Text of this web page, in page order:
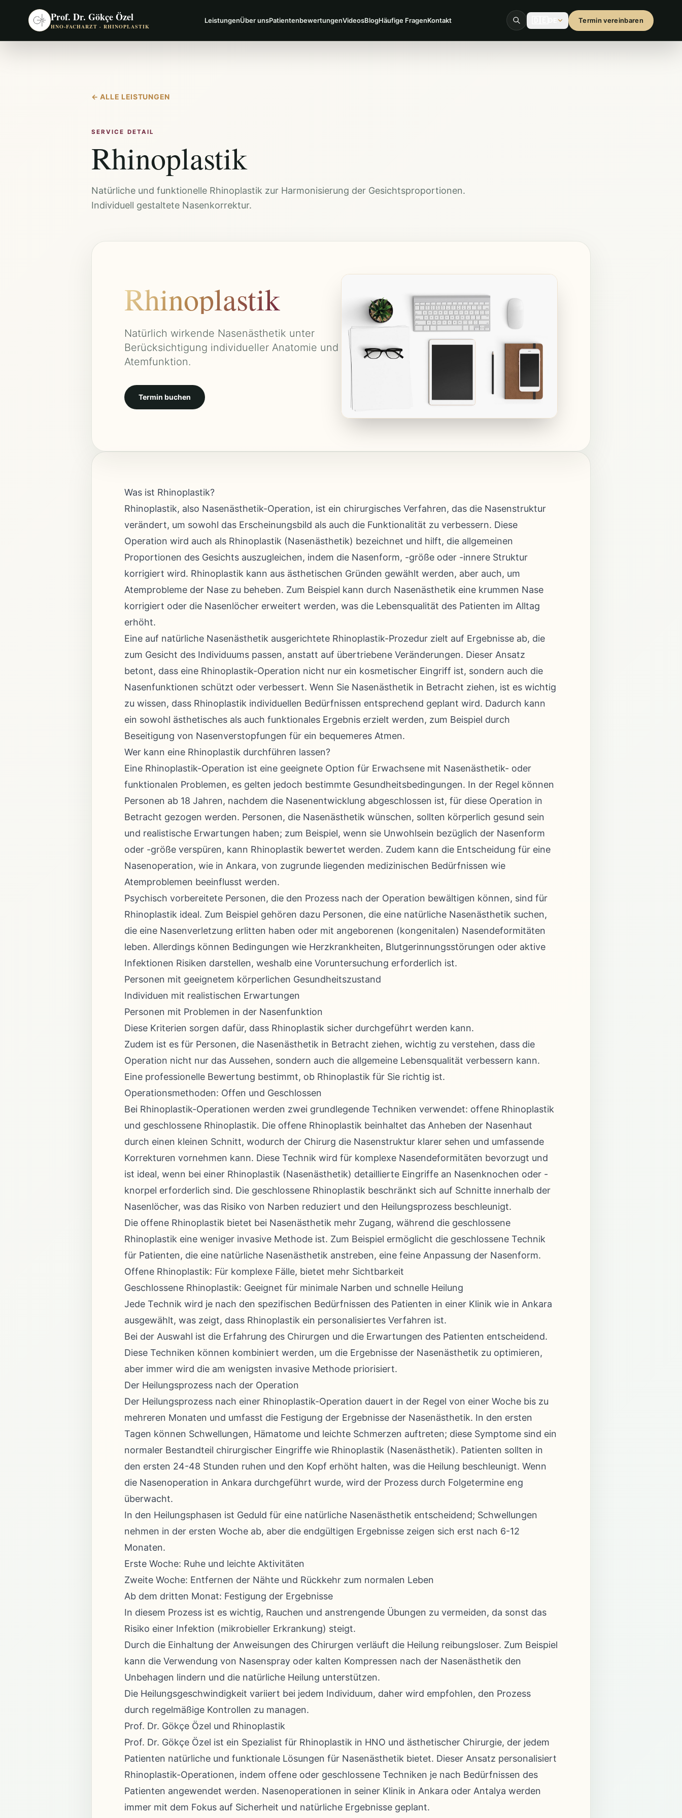
Prof. Dr. Gökçe Özel
HNO-FACHARZT · RHINOPLASTIK
LeistungenÜber unsPatientenbewertungenVideosBlogHäufige FragenKontakt Termin vereinbaren
←ALLE LEISTUNGEN
SERVICE DETAIL
Rhinoplastik
Natürliche und funktionelle Rhinoplastik zur Harmonisierung der Gesichtsproportionen.
Individuell gestaltete Nasenkorrektur.
Rhinoplastik
Natürlich wirkende Nasenästhetik unter
Berücksichtigung individueller Anatomie und
Atemfunktion.
Termin buchen
Was ist Rhinoplastik?
Rhinoplastik, also Nasenästhetik-Operation, ist ein chirurgisches Verfahren, das die Nasenstruktur
verändert, um sowohl das Erscheinungsbild als auch die Funktionalität zu verbessern. Diese
Operation wird auch als Rhinoplastik (Nasenästhetik) bezeichnet und hilft, die allgemeinen
Proportionen des Gesichts auszugleichen, indem die Nasenform, -größe oder -innere Struktur
korrigiert wird. Rhinoplastik kann aus ästhetischen Gründen gewählt werden, aber auch, um
Atemprobleme der Nase zu beheben. Zum Beispiel kann durch Nasenästhetik eine krummen Nase
korrigiert oder die Nasenlöcher erweitert werden, was die Lebensqualität des Patienten im Alltag
erhöht.
Eine auf natürliche Nasenästhetik ausgerichtete Rhinoplastik-Prozedur zielt auf Ergebnisse ab, die
zum Gesicht des Individuums passen, anstatt auf übertriebene Veränderungen. Dieser Ansatz
betont, dass eine Rhinoplastik-Operation nicht nur ein kosmetischer Eingriff ist, sondern auch die
Nasenfunktionen schützt oder verbessert. Wenn Sie Nasenästhetik in Betracht ziehen, ist es wichtig
zu wissen, dass Rhinoplastik individuellen Bedürfnissen entsprechend geplant wird. Dadurch kann
ein sowohl ästhetisches als auch funktionales Ergebnis erzielt werden, zum Beispiel durch
Beseitigung von Nasenverstopfungen für ein bequemeres Atmen.
Wer kann eine Rhinoplastik durchführen lassen?
Eine Rhinoplastik-Operation ist eine geeignete Option für Erwachsene mit Nasenästhetik- oder
funktionalen Problemen, es gelten jedoch bestimmte Gesundheitsbedingungen. In der Regel können
Personen ab 18 Jahren, nachdem die Nasenentwicklung abgeschlossen ist, für diese Operation in
Betracht gezogen werden. Personen, die Nasenästhetik wünschen, sollten körperlich gesund sein
und realistische Erwartungen haben; zum Beispiel, wenn sie Unwohlsein bezüglich der Nasenform
oder -größe verspüren, kann Rhinoplastik bewertet werden. Zudem kann die Entscheidung für eine
Nasenoperation, wie in Ankara, von zugrunde liegenden medizinischen Bedürfnissen wie
Atemproblemen beeinflusst werden.
Psychisch vorbereitete Personen, die den Prozess nach der Operation bewältigen können, sind für
Rhinoplastik ideal. Zum Beispiel gehören dazu Personen, die eine natürliche Nasenästhetik suchen,
die eine Nasenverletzung erlitten haben oder mit angeborenen (kongenitalen) Nasendeformitäten
leben. Allerdings können Bedingungen wie Herzkrankheiten, Blutgerinnungsstörungen oder aktive
Infektionen Risiken darstellen, weshalb eine Voruntersuchung erforderlich ist.
Personen mit geeignetem körperlichen Gesundheitszustand
Individuen mit realistischen Erwartungen
Personen mit Problemen in der Nasenfunktion
Diese Kriterien sorgen dafür, dass Rhinoplastik sicher durchgeführt werden kann.
Zudem ist es für Personen, die Nasenästhetik in Betracht ziehen, wichtig zu verstehen, dass die
Operation nicht nur das Aussehen, sondern auch die allgemeine Lebensqualität verbessern kann.
Eine professionelle Bewertung bestimmt, ob Rhinoplastik für Sie richtig ist.
Operationsmethoden: Offen und Geschlossen
Bei Rhinoplastik-Operationen werden zwei grundlegende Techniken verwendet: offene Rhinoplastik
und geschlossene Rhinoplastik. Die offene Rhinoplastik beinhaltet das Anheben der Nasenhaut
durch einen kleinen Schnitt, wodurch der Chirurg die Nasenstruktur klarer sehen und umfassende
Korrekturen vornehmen kann. Diese Technik wird für komplexe Nasendeformitäten bevorzugt und
ist ideal, wenn bei einer Rhinoplastik (Nasenästhetik) detaillierte Eingriffe an Nasenknochen oder -
knorpel erforderlich sind. Die geschlossene Rhinoplastik beschränkt sich auf Schnitte innerhalb der
Nasenlöcher, was das Risiko von Narben reduziert und den Heilungsprozess beschleunigt.
Die offene Rhinoplastik bietet bei Nasenästhetik mehr Zugang, während die geschlossene
Rhinoplastik eine weniger invasive Methode ist. Zum Beispiel ermöglicht die geschlossene Technik
für Patienten, die eine natürliche Nasenästhetik anstreben, eine feine Anpassung der Nasenform.
Offene Rhinoplastik: Für komplexe Fälle, bietet mehr Sichtbarkeit
Geschlossene Rhinoplastik: Geeignet für minimale Narben und schnelle Heilung
Jede Technik wird je nach den spezifischen Bedürfnissen des Patienten in einer Klinik wie in Ankara
ausgewählt, was zeigt, dass Rhinoplastik ein personalisiertes Verfahren ist.
Bei der Auswahl ist die Erfahrung des Chirurgen und die Erwartungen des Patienten entscheidend.
Diese Techniken können kombiniert werden, um die Ergebnisse der Nasenästhetik zu optimieren,
aber immer wird die am wenigsten invasive Methode priorisiert.
Der Heilungsprozess nach der Operation
Der Heilungsprozess nach einer Rhinoplastik-Operation dauert in der Regel von einer Woche bis zu
mehreren Monaten und umfasst die Festigung der Ergebnisse der Nasenästhetik. In den ersten
Tagen können Schwellungen, Hämatome und leichte Schmerzen auftreten; diese Symptome sind ein
normaler Bestandteil chirurgischer Eingriffe wie Rhinoplastik (Nasenästhetik). Patienten sollten in
den ersten 24-48 Stunden ruhen und den Kopf erhöht halten, was die Heilung beschleunigt. Wenn
die Nasenoperation in Ankara durchgeführt wurde, wird der Prozess durch Folgetermine eng
überwacht.
In den Heilungsphasen ist Geduld für eine natürliche Nasenästhetik entscheidend; Schwellungen
nehmen in der ersten Woche ab, aber die endgültigen Ergebnisse zeigen sich erst nach 6-12
Monaten.
Erste Woche: Ruhe und leichte Aktivitäten
Zweite Woche: Entfernen der Nähte und Rückkehr zum normalen Leben
Ab dem dritten Monat: Festigung der Ergebnisse
In diesem Prozess ist es wichtig, Rauchen und anstrengende Übungen zu vermeiden, da sonst das
Risiko einer Infektion (mikrobieller Erkrankung) steigt.
Durch die Einhaltung der Anweisungen des Chirurgen verläuft die Heilung reibungsloser. Zum Beispiel
kann die Verwendung von Nasenspray oder kalten Kompressen nach der Nasenästhetik den
Unbehagen lindern und die natürliche Heilung unterstützen.
Die Heilungsgeschwindigkeit variiert bei jedem Individuum, daher wird empfohlen, den Prozess
durch regelmäßige Kontrollen zu managen.
Prof. Dr. Gökçe Özel und Rhinoplastik
Prof. Dr. Gökçe Özel ist ein Spezialist für Rhinoplastik in HNO und ästhetischer Chirurgie, der jedem
Patienten natürliche und funktionale Lösungen für Nasenästhetik bietet. Dieser Ansatz personalisiert
Rhinoplastik-Operationen, indem offene oder geschlossene Techniken je nach Bedürfnissen des
Patienten angewendet werden. Nasenoperationen in seiner Klinik in Ankara oder Antalya werden
immer mit dem Fokus auf Sicherheit und natürliche Ergebnisse geplant.